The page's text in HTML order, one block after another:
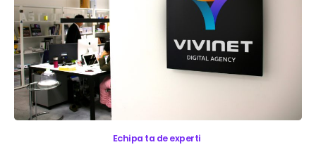
Echipa ta de experti